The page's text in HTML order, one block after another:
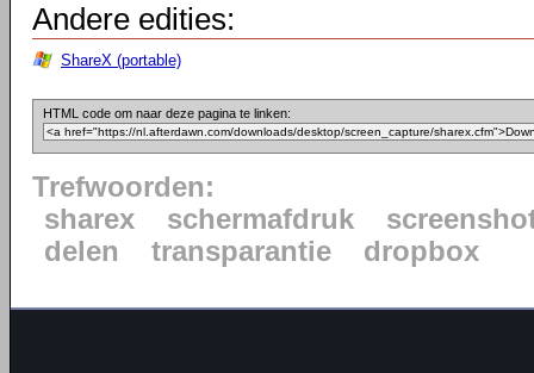
Andere edities:
ShareX (portable)
HTML code om naar deze pagina te linken:
Trefwoorden:
sharex
schermafdruk
delen
transparantie dropbox